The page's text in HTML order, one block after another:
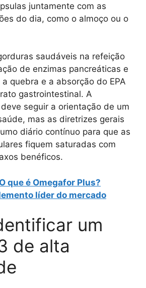
juntamente com as
do dia, como o almoço ou o
saudáveis na refeição
de enzimas pancreáticas e
quebra e a absorção do EPA
gastrointestinal. A
seguir a orientação de um
mas as diretrizes gerais
diário contínuo para que as
fiquem saturadas com
benéficos.
O que é Omegafor Plus?
líder do mercado
um
de alta